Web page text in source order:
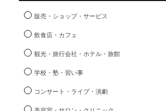
販売・ショップ・サービス
飲食店・カフェ
観光・旅行会社・ホテル・旅館
学校・塾・習い事
コンサート・ライブ・演劇